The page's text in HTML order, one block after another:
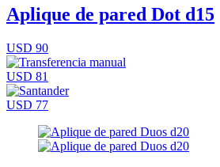
Aplique de pared Dot d15
USD 90
USD 81
USD 77